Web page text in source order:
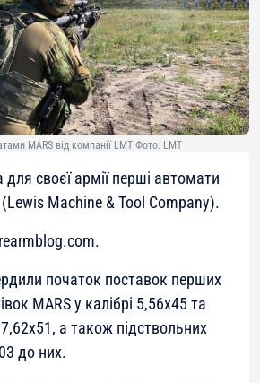
MARS від компанії LMT Фото: LMT
для своєї армії перші автомати
(Lewis Machine & Tool Company).
початок поставок перших
MARS у калібрі 5,56х45 та
7,62х51, а також підствольних
до них.